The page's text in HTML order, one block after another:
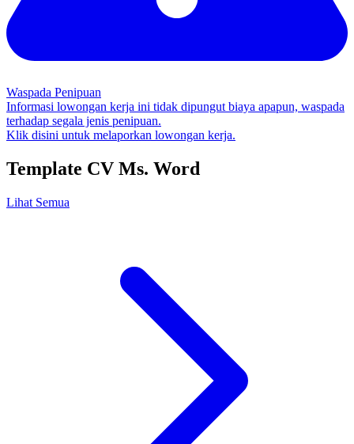
Waspada Penipuan
Informasi lowongan kerja ini tidak dipungut biaya apapun, waspada
terhadap segala jenis penipuan.
Klik disini untuk melaporkan lowongan kerja.
Template CV Ms. Word
Lihat Semua